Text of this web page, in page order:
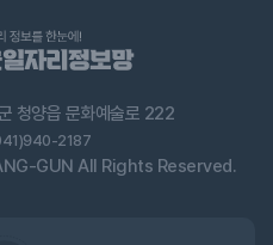
청양읍 문화예술로 222
2187
GUN All Rights Reserved.